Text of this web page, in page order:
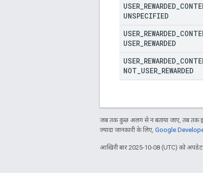
USER REWARDED
UNSPECIFIED
USER REWARDED
USER REWARDED
USER REWARDED
NOT USER REWARDED
जब तक कुछ अलग से न बताया जाए, तब तक
ज़्यादा जानकारी के लिए, Google
आखिरी बार 2025-10-08 (UTC) को अपडेट